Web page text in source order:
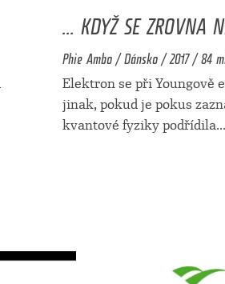
... KDYŽ SE ZROVNA
Phie Ambo / Dánsko / 2017 / 84
Elektron se při Youngově
jinak, pokud je pokus
kvantové fyziky podřídila...